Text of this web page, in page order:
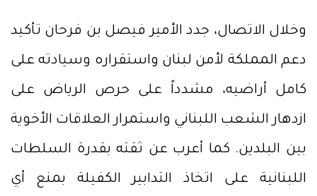
وخلال الاتصال، جدد الأمير فيصل بن فرحان تأكيد
دعم المملكة لأمن لبنان واستقراره وسيادته على
كامل أراضيه، مشدداً على حرص الرياض على
ازدهار الشعب اللبناني واستمرار العلاقات الأخوية
بين البلدين. كما أعرب عن ثقته بقدرة السلطات
اللبنانية على اتخاذ التدابير الكفيلة بمنع أي